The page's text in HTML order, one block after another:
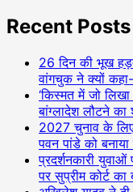
Recent Posts
26 दिन की भूख
वांगचुक ने क्यों
‘किस्मत में जो
बांग्लादेश लौटने का
2027 चुनाव के
पवन पांडे को बनाया
प्रदर्शनकारी
पर सुप्रीम कोर्ट का